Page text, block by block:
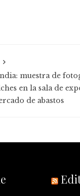
muestra de
en la sala de
de abastos